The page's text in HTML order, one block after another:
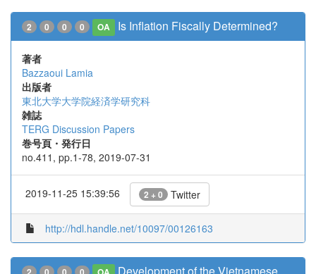
2 0 0 0 OA Is Inflation Fiscally Determined?
著者
Bazzaoui Lamia
出版者
東北大学大学院経済学研究科
雑誌
TERG Discussion Papers
巻号頁・発行日
no.411, pp.1-78, 2019-07-31
2019-11-25 15:39:56 2 + 0 Twitter
http://hdl.handle.net/10097/00126163